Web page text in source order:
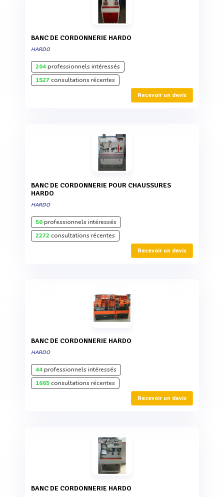
BANC DE CORDONNERIE HARDO
HARDO
204professionnels intéressés
1527consultations récentes
Recevoir un devis
BANC DE CORDONNERIE POUR CHAUSSURES
HARDO
HARDO
50professionnels intéressés
2272consultations récentes
Recevoir un devis
BANC DE CORDONNERIE HARDO
HARDO
44professionnels intéressés
1665consultations récentes
Recevoir un devis
BANC DE CORDONNERIE HARDO